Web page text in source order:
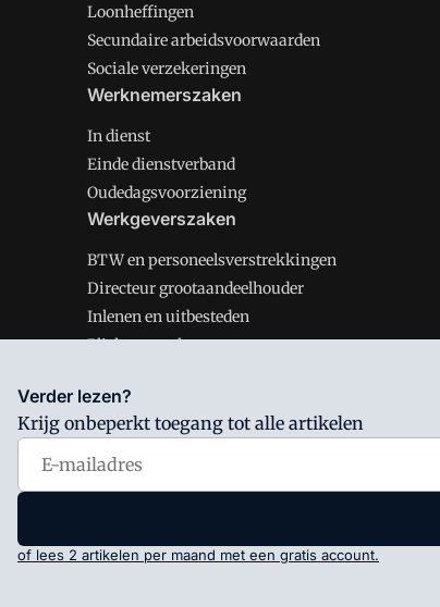
Loonheffingen
Secundaire arbeidsvoorwaarden
Sociale verzekeringen
Werknemerszaken
In dienst
Einde dienstverband
Oudedagsvoorziening
Werkgeverszaken
BTW en personeelsverstrekkingen
Directeur grootaandeelhouder
Inlenen en uitbesteden
Plichten werkgever
Salarisnet is onderdeel van VMN media. Lees in
Voorwaarden
Verder lezen?
Krijg onbeperkt toegang tot alle artikelen
of lees 2 artikelen per maand met een gratis account.